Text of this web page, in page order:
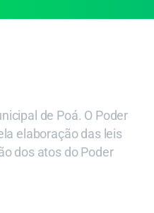
de Poá. O Poder
elaboração das leis
dos atos do Poder